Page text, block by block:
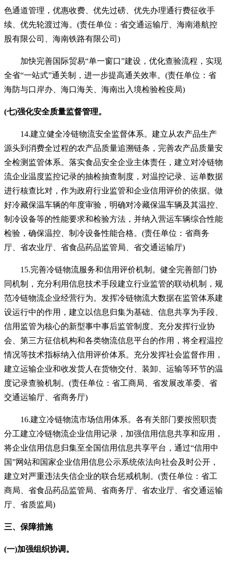
色通道管理，优惠收费、优先过磅、优先办理通行费征收手
续、优先轮渡过海。(责任单位：省交通运输厅、海南港航控
股有限公司、海南铁路有限公司)
加快完善国际贸易“单一窗口”建设，优化查验流程，实现
全省“一站式”通关制，进一步提高通关效率。(责任单位：省
海防与口岸办、海口海关、海南出入境检验检疫局)
(七)强化安全质量监督管理。
14.建立健全冷链物流安全监督体系。建立从农产品生产
源头到消费全过程的农产品质量追溯链条，完善农产品质量安
全检测监管体系。落实食品安全企业主体责任，建立对冷链物
流企业温度监控记录的抽检抽查制度，对温控记录、运单数据
进行核查比对，作为政府行业监管和企业信用评价的依据。做
好冷藏保温车辆的年度审验，明确对冷藏保温车辆及其温控、
制冷设备等的性能要求和检验方法，并纳入营运车辆综合性能
检验，确保温控、制冷设备性能合格。(责任单位：省商务
厅、省农业厅、省食品药品监管局、省交通运输厅)
15.完善冷链物流服务和信用评价机制。健全完善部门协
同机制，充分利用信息技术手段建立行业监管的联动机制，规
范冷链物流企业经营行为。发挥冷链物流大数据在监管体系建
设运行中的作用，建立以信息归集为基础、信息共享为手段、
信用监管为核心的新型事中事后监管制度。充分发挥行业协
会、第三方征信机构和各类物流信息平台的作用，将全程温控
情况等技术指标纳入信用评价体系。充分发挥社会监督作用，
建立运输企业和收发货人在货物交付、装卸、运输等环节的温
度记录查验机制。(责任单位：省工商局、省发展改革委、省
交通运输厅、省商务厅)
16.建立冷链物流市场信用体系。各有关部门要按照职责
分工建立冷链物流企业信用记录，加强信用信息共享和应用，
将企业信用信息归集至全国信用信息共享平台，通过“信用中
国”网站和国家企业信用信息公示系统依法向社会及时公开，
建立对严重违法失信企业的联合惩戒机制。(责任单位：省工
商局、省食品药品监管局、省商务厅、省农业厅、省交通运输
厅、省质监局)
三、保障措施
(一)加强组织协调。